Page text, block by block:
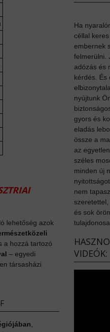
lehetőség azok
a hozzá tartozó
– egyedi
társasházi
Ha
céllal
embernek
felmerülni.
adózás és
kérdés. És
nyújtunk
gyors és
eladás
össze a
az
széles
minden új
nem
és sok
VIDEÓK: